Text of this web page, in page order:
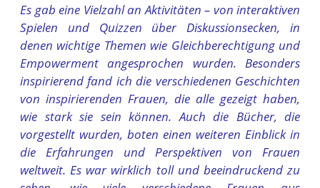
Es gab eine Vielzahl an Aktivitäten – von interaktiven
Spielen und Quizzen über Diskussionsecken, in
denen wichtige Themen wie Gleichberechtigung und
Empowerment angesprochen wurden. Besonders
inspirierend fand ich die verschiedenen Geschichten
von inspirierenden Frauen, die alle gezeigt haben,
wie stark sie sein können. Auch die Bücher, die
vorgestellt wurden, boten einen weiteren Einblick in
die Erfahrungen und Perspektiven von Frauen
weltweit. Es war wirklich toll und beeindruckend zu